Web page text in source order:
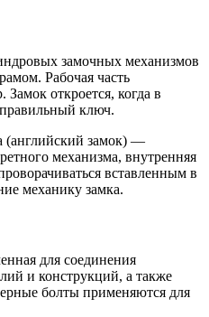
замочных механизмов
Рабочая часть
откроется, когда в
ключ.
(английский замок) —
механизма, внутренняя
вставленным в
механику замка.
для соединения
и конструкций, а также
болты применяются для